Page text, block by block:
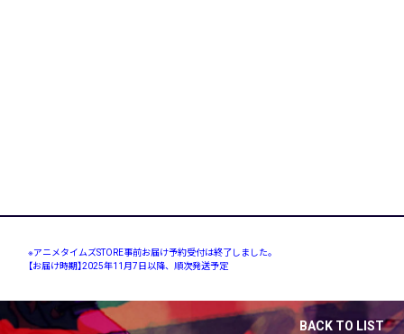
※アニメタイムズSTORE事前お届け予約受付は終了しました。
【お届け時期】2025年11月7日以降、順次発送予定
BACK TO LIST